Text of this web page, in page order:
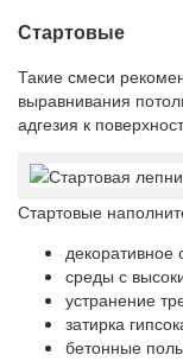
Стартовые
Такие смеси
выравнивания
адгезия к
Стартовые
среды с
устранение
затирка
бетонные